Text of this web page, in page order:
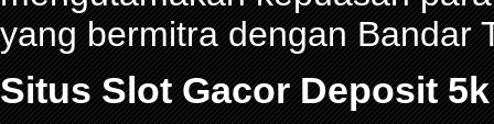
yang bermitra dengan Bandar
Situs Slot Gacor Deposit